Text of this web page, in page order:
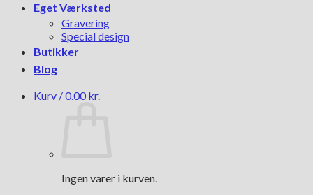
Eget Værksted
Gravering
Special design
Butikker
Blog
Kurv /0.00 kr.
Ingen varer i kurven.